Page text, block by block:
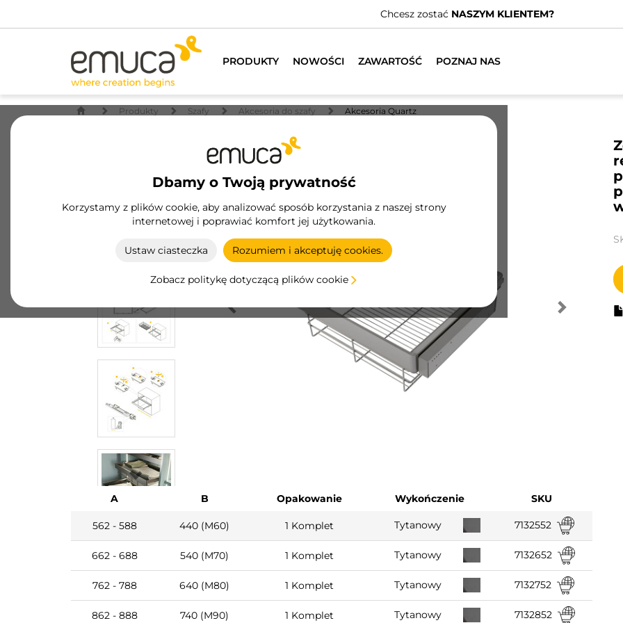
Chcesz zostać NASZYM KLIENTEM?
PRODUKTY NOWOŚCI ZAWARTOŚĆ POZNAJ NAS
Dbamy o Twoją prywatność
Korzystamy z plików cookie, aby analizować sposób korzystania z naszej strony
internetowej i poprawiać komfort jej użytkowania.
Ustaw ciasteczka Rozumiem i akceptuję cookies.
Zobacz politykę dotyczącą plików cookie
Produkty Szafy Akcesoria do szafy Akcesoria Quartz
A B Opakowanie Wykończenie SKU
562 - 588 440 (M60) 1 Komplet Tytanowy 7132552
662 - 688 540 (M70) 1 Komplet Tytanowy 7132652
762 - 788 640 (M80) 1 Komplet Tytanowy 7132752
862 - 888 740 (M90) 1 Komplet Tytanowy 7132852